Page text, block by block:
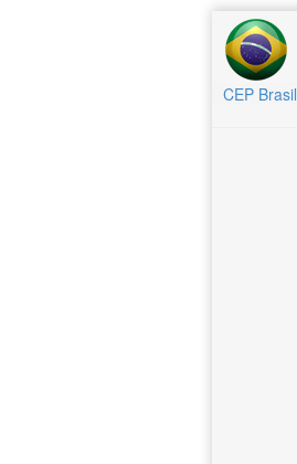
CEP Brasil